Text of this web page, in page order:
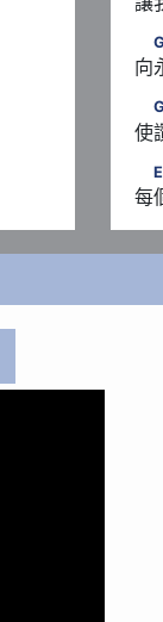
G
向
G
使
每